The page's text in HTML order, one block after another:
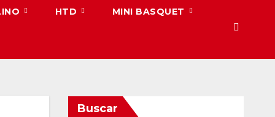
HTD MINI BASQUET
Buscar